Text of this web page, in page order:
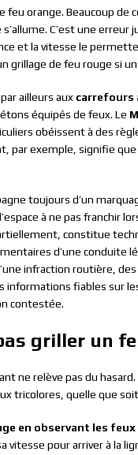
feu orange. Beaucoup
C’est une
et la vitesse le
grillage de feu rouge si
ailleurs aux carrefours
équipés de feux. Le
obéissent à des
par exemple, signifie
toujours d’un
à ne pas franchir
constitue
d’une conduite
infraction routière,
informations fiables sur
contestée.
griller un
ne relève pas du
tricolores, quelle que
en observant les feux
vitesse pour arriver à la